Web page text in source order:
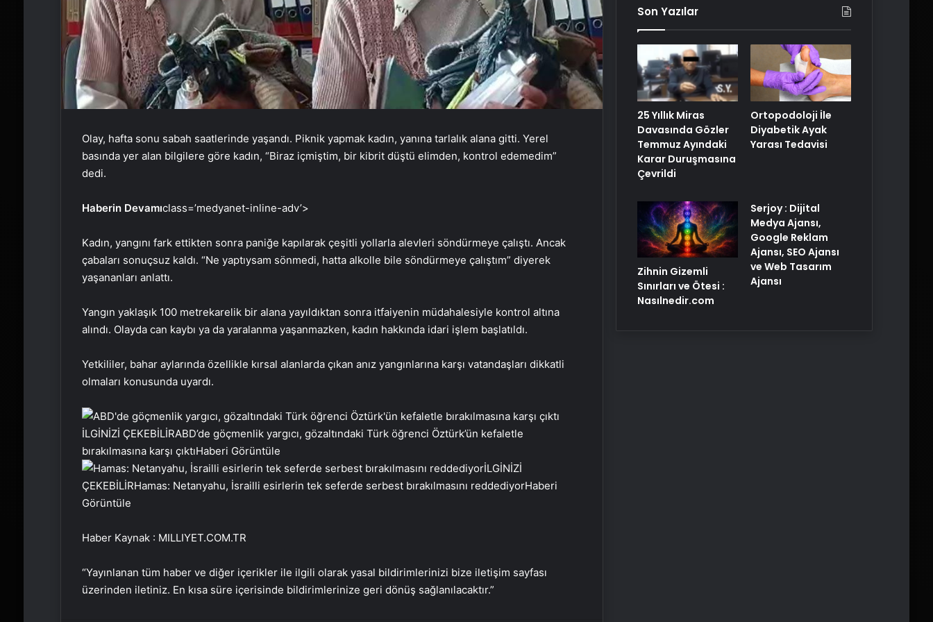
Olay, hafta sonu sabah saatlerinde yaşandı. Piknik yapmak kadın, yanına tarlalık alana gitti. Yerel
basında yer alan bilgilere göre kadın, “Biraz içmiştim, bir kibrit düştü elimden, kontrol edemedim”
dedi.
Haberin Devamıclass=’medyanet-inline-adv’>
Kadın, yangını fark ettikten sonra paniğe kapılarak çeşitli yollarla alevleri söndürmeye çalıştı. Ancak
çabaları sonuçsuz kaldı. “Ne yaptıysam sönmedi, hatta alkolle bile söndürmeye çalıştım” diyerek
yaşananları anlattı.
Yangın yaklaşık 100 metrekarelik bir alana yayıldıktan sonra itfaiyenin müdahalesiyle kontrol altına
alındı. Olayda can kaybı ya da yaralanma yaşanmazken, kadın hakkında idari işlem başlatıldı.
Yetkililer, bahar aylarında özellikle kırsal alanlarda çıkan anız yangınlarına karşı vatandaşları dikkatli
olmaları konusunda uyardı.
İLGİNİZİ ÇEKEBİLİRABD’de göçmenlik yargıcı, gözaltındaki Türk öğrenci Öztürk’ün kefaletle
bırakılmasına karşı çıktıHaberi Görüntüle
İLGİNİZİ
ÇEKEBİLİRHamas: Netanyahu, İsrailli esirlerin tek seferde serbest bırakılmasını reddediyorHaberi
Görüntüle
Haber Kaynak : MILLIYET.COM.TR
“Yayınlanan tüm haber ve diğer içerikler ile ilgili olarak yasal bildirimlerinizi bize iletişim sayfası
üzerinden iletiniz. En kısa süre içerisinde bildirimlerinize geri dönüş sağlanılacaktır.”
UETDS Nedir ? Uetds.com İle Akıllı
Dijital Taşımacılık Yazılımı
Umre Turları Rehberi Diyanet Umre
Turları Farkları ve Seçim Kriterleri
Bahçe Mobilyaları Nasıl Seçilir
Batıkent Halı Yıkama Fiyatları ve
Son Yazılar
25 Yıllık Miras
Davasında Gözler
Temmuz Ayındaki
Karar Duruşmasına
Çevrildi
Ortopodoloji İle
Diyabetik Ayak
Yarası Tedavisi
Zihnin Gizemli
Sınırları ve Ötesi :
Nasılnedir.com
Serjoy : Dijital
Medya Ajansı,
Google Reklam
Ajansı, SEO Ajansı
ve Web Tasarım
Ajansı